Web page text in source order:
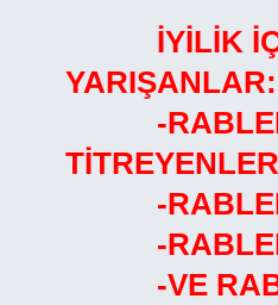
İYİLİK
YARIŞANLAR:
-
-
-
-VE